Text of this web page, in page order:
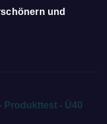
und
Produkttest - Ü40